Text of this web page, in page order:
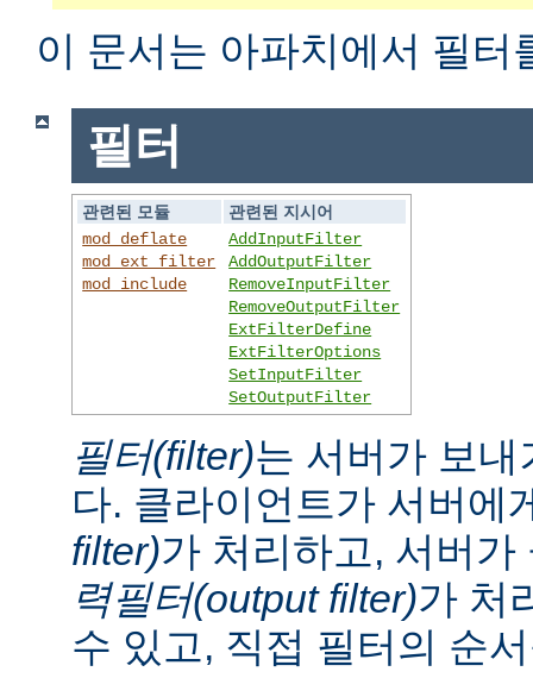
이 문서는 아파치에서 필
필터
관련된 모듈
관련된 지시어
mod_deflate
mod_ext_filter
mod_include
AddInputFilter
AddOutputFilter
RemoveInputFilter
RemoveOutputFilter
ExtFilterDefine
ExtFilterOptions
SetInputFilter
SetOutputFilter
필터(filter)는 서버가 보
다. 클라이언트가 서버에
filter)가 처리하고, 서버
력필터(output filter)가 처
수 있고, 직접 필터의 순